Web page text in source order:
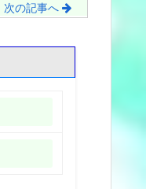
次の記事へ